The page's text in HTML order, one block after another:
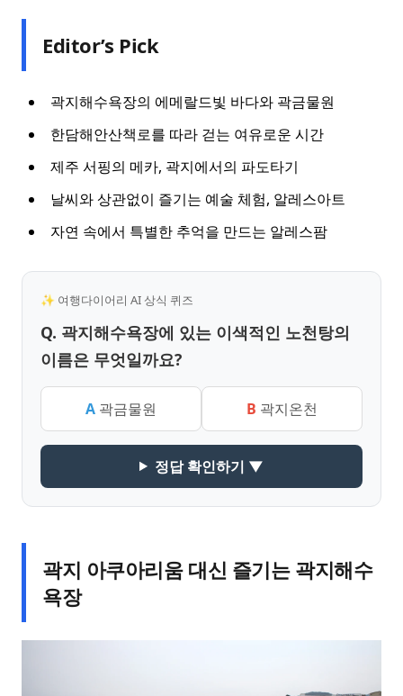
Editor’s Pick
곽지해수욕장의 에메랄드빛 바다와 곽금물원
한담해안산책로를 따라 걷는 여유로운 시간
제주 서핑의 메카, 곽지에서의 파도타기
날씨와 상관없이 즐기는 예술 체험, 알레스아트
자연 속에서 특별한 추억을 만드는 알레스팜
✨ 여행다이어리 AI 상식 퀴즈
Q. 곽지해수욕장에 있는 이색적인 노천탕의
이름은 무엇일까요?
A 곽금물원 B 곽지온천
정답 확인하기 ▼
곽지 아쿠아리움 대신 즐기는 곽지해수
욕장